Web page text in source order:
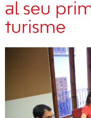
al seu
turisme